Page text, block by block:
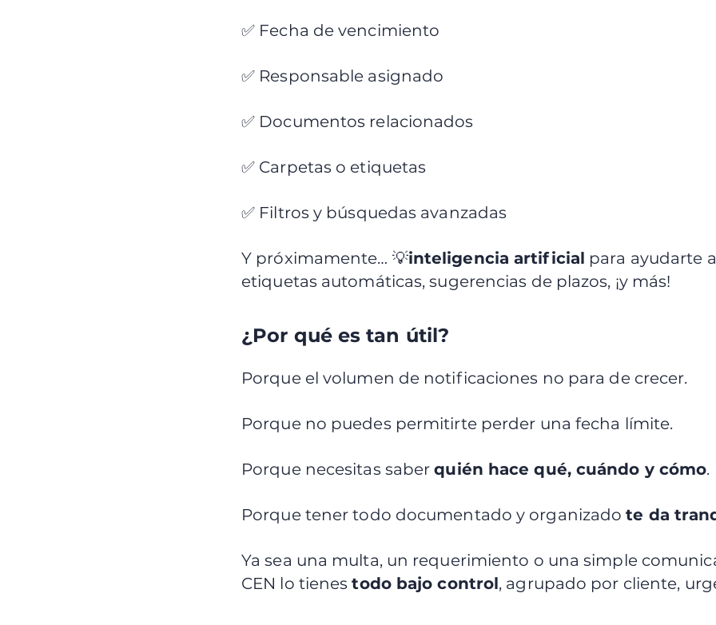
✅ Fecha de vencimiento
✅ Responsable asignado
✅ Documentos relacionados
✅ Carpetas o etiquetas
✅ Filtros y búsquedas avanzadas
Y próximamente… 💡inteligencia artificial para ayudarte
etiquetas automáticas, sugerencias de plazos, ¡y más!
¿Por qué es tan útil?
Porque el volumen de notificaciones no para de crecer.
Porque no puedes permitirte perder una fecha límite.
Porque necesitas saberquién hace qué, cuándo y cómo.
Porque tener todo documentado y organizadote da
Ya sea una multa, un requerimiento o una simple
CEN lo tienestodo bajo control, agrupado por cliente,